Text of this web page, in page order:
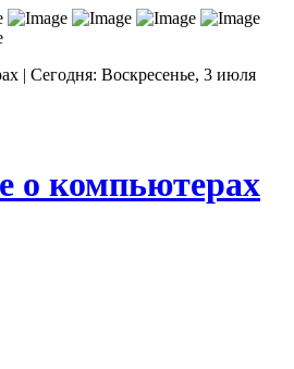
| Сегодня: Воскресенье, 3 июля